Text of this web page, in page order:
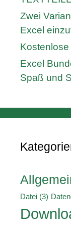
Zwei
Excel
Excel
Spaß und
Datei (3)